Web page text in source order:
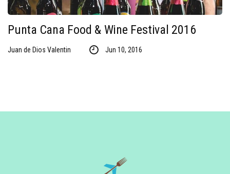
Punta Cana Food & Wine Festival 2016
Juan de Dios Valentin Jun 10, 2016